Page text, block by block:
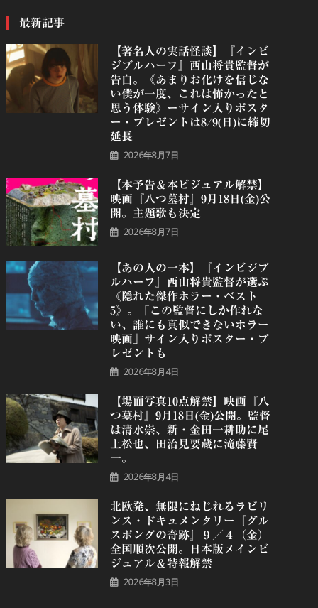
最新記事
【著名人の実話怪談】『インビ
ジブルハーフ』⻄⼭将貴監督が
告白。《あまりお化けを信じな
い僕が一度、これは怖かったと
思う体験》ーサイン入りポスタ
ー・プレゼントは8/9(日)に締切
延長
2026年8月7日
【本予告＆本ビジュアル解禁】
映画『八つ墓村』9月18日(金)公
開。主題歌も決定
2026年8月7日
【あの人の一本】『インビジブ
ルハーフ』⻄⼭将貴監督が選ぶ
《隠れた傑作ホラー・ベスト
5》。「この監督にしか作れな
い、誰にも真似できないホラー
映画」サイン入りポスター・プ
レゼントも
2026年8月4日
【場面写真10点解禁】映画『八
つ墓村』9月18日(金)公開。監督
は清水崇、新・金田一耕助に尾
上松也、田治見要蔵に滝藤賢
一。
2026年8月4日
北欧発、無限にねじれるラビリ
ンス・ドキュメンタリー『グル
スポングの奇跡』９／４（金）
全国順次公開。日本版メインビ
ジュアル＆特報解禁
2026年8月3日